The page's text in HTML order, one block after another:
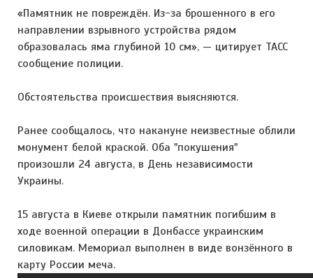
«Памятник не повреждён. Из-за брошенного в его
направлении взрывного устройства рядом
образовалась яма глубиной 10 см», — цитирует ТАСС
сообщение полиции.
Обстоятельства происшествия выясняются.
Ранее сообщалось, что накануне неизвестные облили
монумент белой краской. Оба "покушения"
произошли 24 августа, в День независимости
Украины.
15 августа в Киеве открыли памятник погибшим в
ходе военной операции в Донбассе украинским
силовикам. Мемориал выполнен в виде вонзённого в
карту России меча.